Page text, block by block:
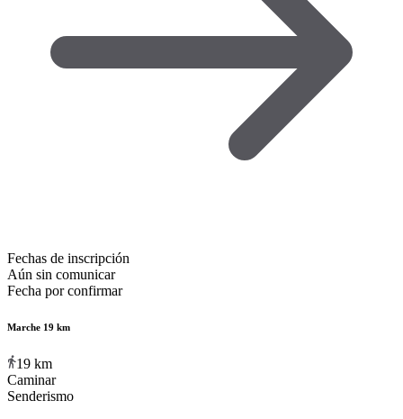
Fechas de inscripción
Aún sin comunicar
Fecha por confirmar
Marche 19 km
19 km
Caminar
Senderismo